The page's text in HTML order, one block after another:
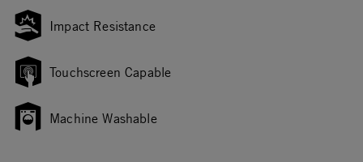
Impact Resistance
Touchscreen Capable
Machine Washable